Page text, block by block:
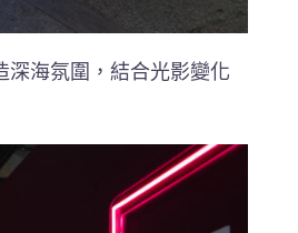
海氛圍，結合光影變化